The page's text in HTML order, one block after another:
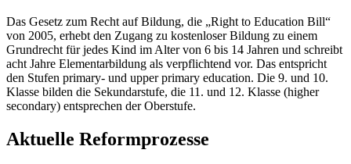
Das Gesetz zum Recht auf Bildung, die „Right to Education Bill“
von 2005, erhebt den Zugang zu kostenloser Bildung zu einem
Grundrecht für jedes Kind im Alter von 6 bis 14 Jahren und schreibt
acht Jahre Elementarbildung als verpflichtend vor. Das entspricht
den Stufen primary- und upper primary education. Die 9. und 10.
Klasse bilden die Sekundarstufe, die 11. und 12. Klasse (higher
secondary) entsprechen der Oberstufe.
Aktuelle Reformprozesse